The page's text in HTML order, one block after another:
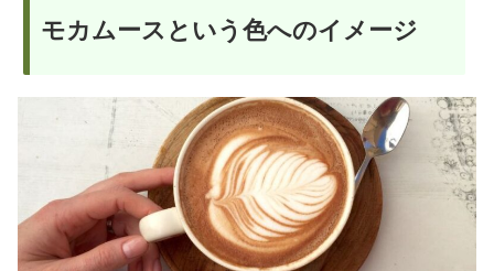
モカムースという色へのイメージ